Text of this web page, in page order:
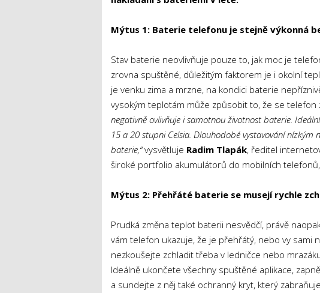
Mýtus 1: Baterie telefonu je stejně výkonná
Stav baterie neovlivňuje pouze to, jak moc je
zrovna spuštěné, důležitým faktorem je i okolní
je venku zima a mrzne, na kondici baterie
vysokým teplotám může způsobit to, že se telefon
negativně ovlivňuje i samotnou životnost baterie.
15 a 20 stupni Celsia. Dlouhodobé vystavování
baterie,“vysvětluje Radim Tlapák, ředitel
široké portfolio akumulátorů do mobilních
Mýtus 2: Přehřáté baterie se musejí rychle
Prudká změna teplot baterii nesvědčí, právě
vám telefon ukazuje, že je přehřátý, nebo vy sami
nezkoušejte zchladit třeba v ledničce nebo
Ideálně ukončete všechny spuštěné aplikace,
a sundejte z něj také ochranný kryt, který